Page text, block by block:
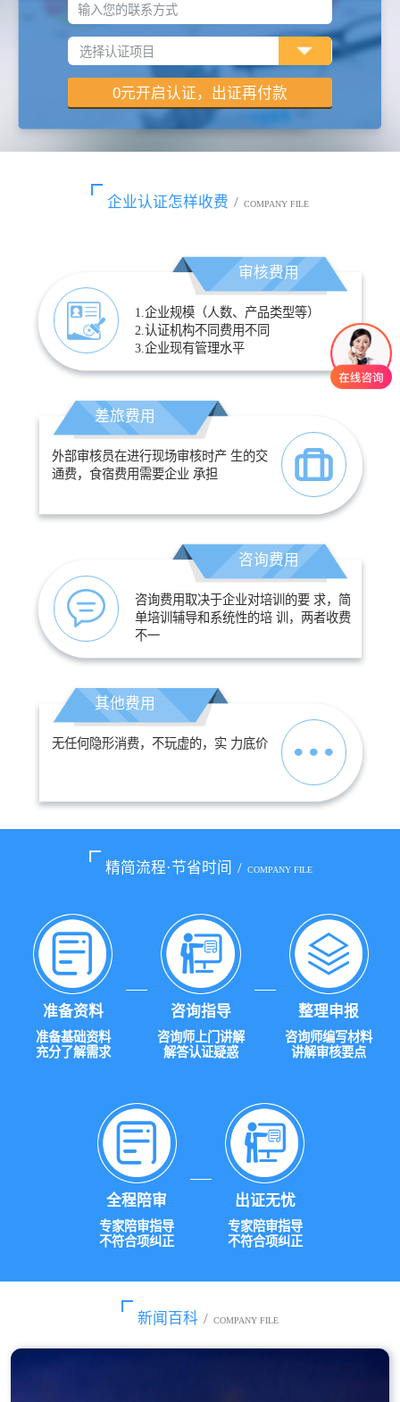
输入您的联系方式
企业认证怎样收费 / COMPANY FILE
审核费用
1.企业规模（人数、产品类型等）
2.认证机构不同费用不同
3.企业现有管理水平
差旅费用
外部审核员在进行现场审核时产 生的交
通费，食宿费用需要企业 承担
咨询费用
咨询费用取决于企业对培训的要 求，简
单培训辅导和系统性的培 训，两者收费
不一
其他费用
无任何隐形消费，不玩虚的，实 力底价
精简流程·节省时间 / COMPANY FILE
准备资料
准备基础资料
充分了解需求
咨询指导
咨询师上门讲解
解答认证疑惑
整理申报
咨询师编写材料
讲解审核要点
全程陪审
专家陪审指导
不符合项纠正
出证无忧
专家陪审指导
不符合项纠正
新闻百科 / COMPANY FILE